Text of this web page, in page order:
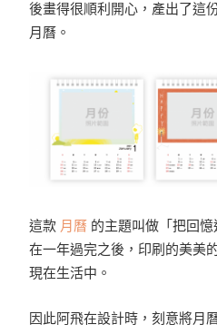
後畫得很順利開心，產出了這
月曆。
這款 月曆 的主題叫做「把回
在一年過完之後，印刷的美美
現在生活中。
因此阿飛在設計時，刻意將月